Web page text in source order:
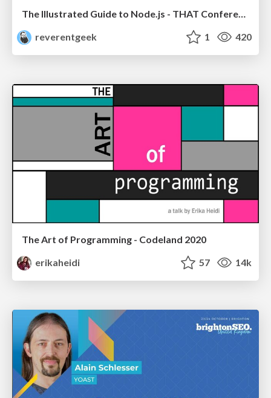
The Illustrated Guide to Node.js - THAT Conference 2024
reverentgeek
1 420
The Art of Programming - Codeland 2020
erikaheidi
57 14k